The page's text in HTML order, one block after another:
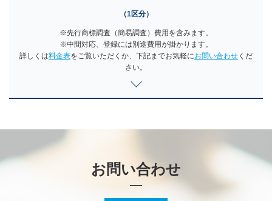
（1区分）
※先行商標調査（簡易調査）費用を含みます。
※中間対応、登録には別途費用が掛かります。
詳しくは料金表をご覧いただくか、下記までお気軽にお問い合わせ くだ
さい。
お問い合わせ